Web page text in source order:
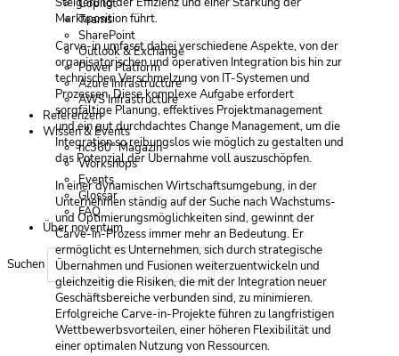
Copilot
Teams
SharePoint
Outlook & Exchange
Power Platform
Azure Infrastructure
AWS Infrastructure
Referenzen
Wissen & Events
nc360° Magazin
Workshops
Events
Glossar
FAQ
Über noventum
Suchen
Marktposition führt.
Carve-in umfasst dabei verschiedene Aspekte, von der
organisatorischen und operativen Integration bis hin zur
technischen Verschmelzung von IT-Systemen und
Prozessen. Diese komplexe Aufgabe erfordert
sorgfältige Planung, effektives Projektmanagement
und ein gut durchdachtes Change Management, um die
Integration so reibungslos wie möglich zu gestalten und
das Potenzial der Übernahme voll auszuschöpfen.
In einer dynamischen Wirtschaftsumgebung, in der
Unternehmen ständig auf der Suche nach Wachstums-
und Optimierungsmöglichkeiten sind, gewinnt der
Carve-in-Prozess immer mehr an Bedeutung. Er
ermöglicht es Unternehmen, sich durch strategische
Übernahmen und Fusionen weiterzuentwickeln und
gleichzeitig die Risiken, die mit der Integration neuer
Geschäftsbereiche verbunden sind, zu minimieren.
Erfolgreiche Carve-in-Projekte führen zu langfristigen
Wettbewerbsvorteilen, einer höheren Flexibilität und
einer optimalen Nutzung von Ressourcen.